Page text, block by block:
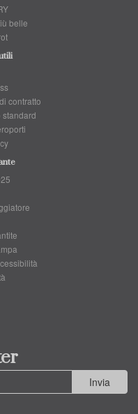
belle
contratto
standard
Invia